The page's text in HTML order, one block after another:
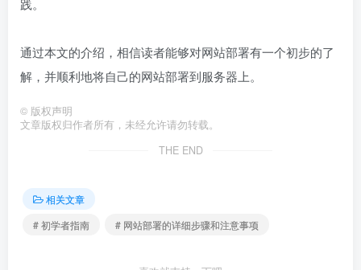
践。
通过本文的介绍，相信读者能够对网站部署有一个初步的了
解，并顺利地将自己的网站部署到服务器上。
© 版权声明
文章版权归作者所有，未经允许请勿转载。
THE END
相关文章
# 初学者指南
# 网站部署的详细步骤和注意事项